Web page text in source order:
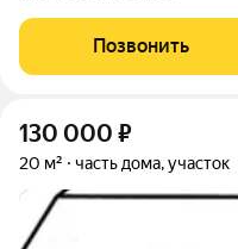
Позвонить
130 000 ₽
20 м² часть дома, участок